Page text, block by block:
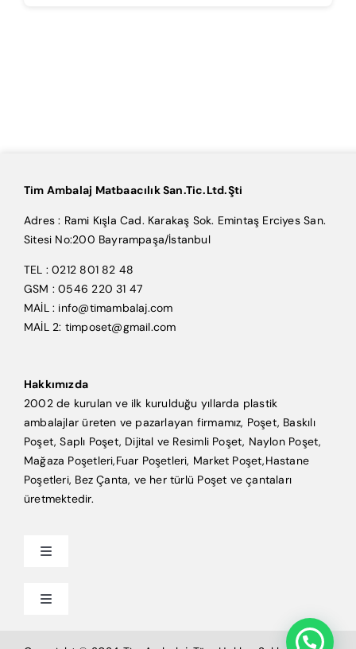
Tim Ambalaj Matbaacılık San.Tic.Ltd.Şti
Adres : Rami Kışla Cad. Karakaş Sok. Emintaş Erciyes San.
Sitesi No:200 Bayrampaşa/İstanbul
TEL : 0212 801 82 48
GSM : 0546 220 31 47
MAİL : info@timambalaj.com
MAİL 2: timposet@gmail.com
Hakkımızda
2002 de kurulan ve ilk kurulduğu yıllarda plastik
ambalajlar üreten ve pazarlayan firmamız, Poşet, Baskılı
Poşet, Saplı Poşet, Dijital ve Resimli Poşet, Naylon Poşet,
Mağaza Poşetleri,Fuar Poşetleri, Market Poşet,Hastane
Poşetleri, Bez Çanta, ve her türlü Poşet ve çantaları
üretmektedir.
Toggle
Anasayfa
Tim Ambalaj
Toggle